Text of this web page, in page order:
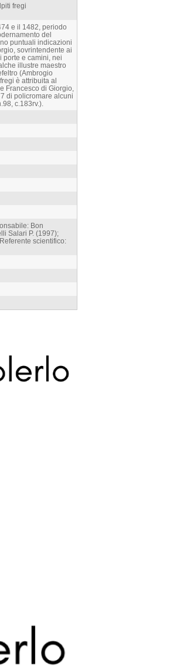
fregi
e il 1482, periodo
del
puntuali indicazioni
sovrintendente ai
porte e camini, nei
illustre maestro
(Ambrogio
è attribuita al
Francesco di Giorgio,
di policromare alcuni
c.183rv.).
Bon
Salari P. (1997);
scientifico: